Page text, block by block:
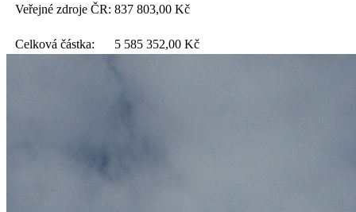
Veřejné zdroje ČR: 837 803,00 Kč
Celková částka: 5 585 352,00 Kč